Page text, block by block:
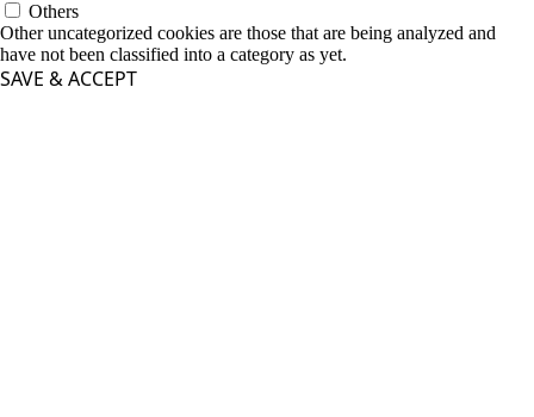
Others
Other uncategorized cookies are those that are being analyzed and
have not been classified into a category as yet.
SAVE & ACCEPT